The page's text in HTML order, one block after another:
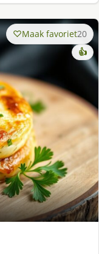
Maak favoriet20
👍